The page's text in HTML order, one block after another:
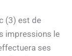
(3) est de
impressions le
ses